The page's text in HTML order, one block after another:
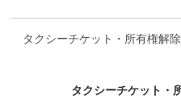
タクシーチケット・所有権解除